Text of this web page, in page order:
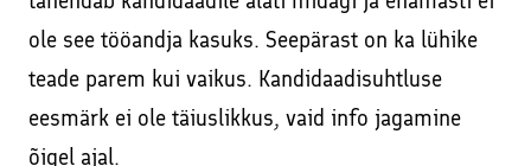
ole see tööandja kasuks. Seepärast on ka lühike
teade parem kui vaikus. Kandidaadisuhtluse
eesmärk ei ole täiuslikkus, vaid info jagamine
õigel ajal.